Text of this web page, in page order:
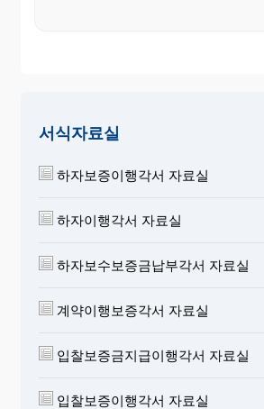
서식자료실
하자보증이행각서 자료실
하자이행각서 자료실
하자보수보증금납부각서 자료실
계약이행보증각서 자료실
입찰보증금지급이행각서 자료실
입찰보증이행각서 자료실